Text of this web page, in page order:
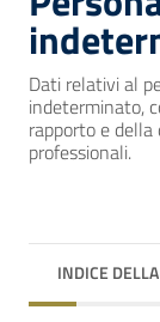
Dati relativi al
indeterminato,
rapporto e della
professionali.
INDICE